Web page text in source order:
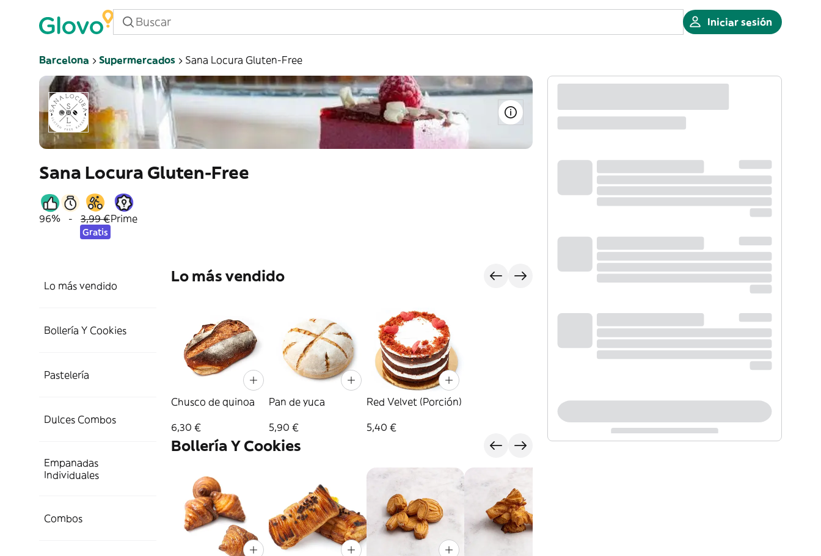
Iniciar sesión
Barcelona Supermercados Sana Locura Gluten-Free
Sana Locura Gluten-Free
96% - 3,99 €
Gratis
Prime
Lo más vendido
Bollería Y Cookies
Pastelería
Dulces Combos
Empanadas
Individuales
Combos
Lo más vendido
Chusco de quinoa
6,30 €
Pan de yuca
5,90 €
Red Velvet (Porción)
5,40 €
Bollería Y Cookies